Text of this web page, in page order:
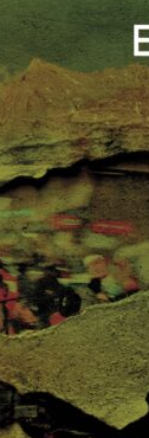
France,
entre ces
2012, Saab
répondre à
avec
ces
la
toute
aux entreprises